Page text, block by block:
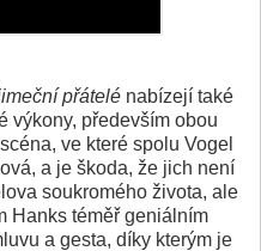
přátelé nabízejí také
výkony, především obou
ve které spolu Vogel
a je škoda, že jich není
soukromého života, ale
Hanks téměř geniálním
a gesta, díky kterým je